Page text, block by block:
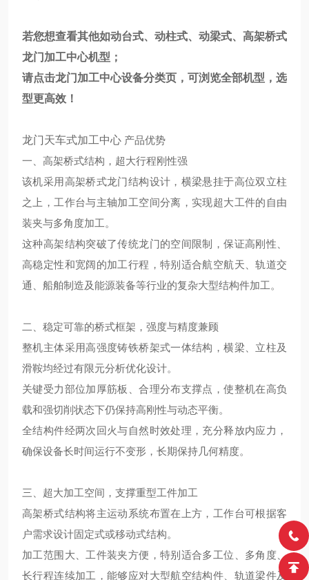
若您想查看其他如动台式、动柱式、动梁式、高架桥式
龙门加工中心机型；
请点击龙门加工中心设备分类页，可浏览全部机型，选
型更高效！
龙门天车式加工中心 产品优势
一、高架桥式结构，超大行程刚性强
该机采用高架桥式龙门结构设计，横梁悬挂于高位双立柱
之上，工作台与主轴加工空间分离，实现超大工件的自由
装夹与多角度加工。
这种高架结构突破了传统龙门的空间限制，保证高刚性、
高稳定性和宽阔的加工行程，特别适合航空航天、轨道交
通、船舶制造及能源装备等行业的复杂大型结构件加工。
二、稳定可靠的桥式框架，强度与精度兼顾
整机主体采用高强度铸铁桥架式一体结构，横梁、立柱及
滑鞍均经过有限元分析优化设计。
关键受力部位加厚筋板、合理分布支撑点，使整机在高负
载和强切削状态下仍保持高刚性与动态平衡。
全结构件经两次回火与自然时效处理，充分释放内应力，
确保设备长时间运行不变形，长期保持几何精度。
三、超大加工空间，支撑重型工件加工
高架桥式结构将主运动系统布置在上方，工作台可根据客
户需求设计固定式或移动式结构。
加工范围大、工件装夹方便，特别适合多工位、多角度、
长行程连续加工，能够应对大型航空结构件、轨道梁件及